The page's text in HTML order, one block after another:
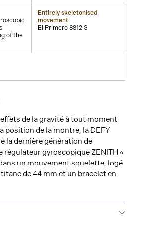
of the
Entirely skeletonised
movement
El Primero 8812 S
de la gravité à tout moment
position de la montre, la DEFY
la dernière génération de
régulateur gyroscopique ZENITH «
un mouvement squelette, logé
de 44 mm et un bracelet en